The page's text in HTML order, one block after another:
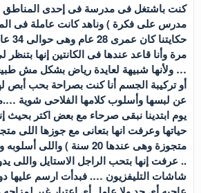
كنت باشتغل فى مدرسة فى إحدى المناطق
مدرس على فكرة ) وناهد كانت عاملة فى
مرة وأنا قاعد عندها فى الكانتين إنها
… ولأنها شبيهة لعايدة رياض بشكل مش
أو تركيبة الجسم أنا كنت بصراحة بحب أبص
عن لبسها وأسلوب كلامها الفلاحى شوية
يوم ابتدينا نبقى صرحاء مع بعض اكتر
متجوزة وهى عندها 20 سنة )
.. عرفت إنها بتحب الراجل الاستايل واللى
شاشات التليفزيون …. فبدأت ارسم عليها